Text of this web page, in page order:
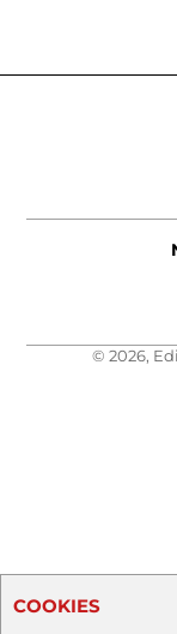
© 2026,
COOKIES